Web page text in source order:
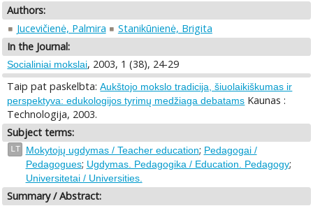
Authors:
Jucevičienė, Palmira
Stanikūnienė, Brigita
In the Journal:
Socialiniai mokslai, 2003, 1 (38), 24-29
Taip pat paskelbta:Aukštojo mokslo tradicija, šiuolaikiškumas ir
perspektyva: edukologijos tyrimų medžiaga debatams Kaunas :
Technologija, 2003.
Subject terms:
LT Mokytojų ugdymas / Teacher education; Pedagogai /
Pedagogues; Ugdymas. Pedagogika / Education. Pedagogy;
Universitetai / Universities.
Summary / Abstract: